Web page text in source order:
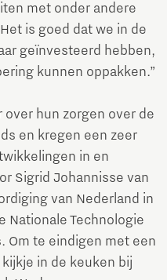
met onder andere
is goed dat we in de
geïnvesteerd hebben,
kunnen oppakken.”
over hun zorgen over de
en kregen een zeer
in en
Sigrid Johannisse van
van Nederland in
Nationale Technologie
Om te eindigen met een
in de keuken bij